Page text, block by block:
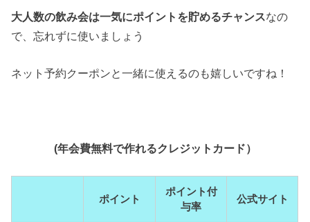
大人数の飲み会は一気にポイントを貯めるチャンスなの
で、忘れずに使いましょう
ネット予約クーポンと一緒に使えるのも嬉しいですね！
(年会費無料で作れるクレジットカード）
ポイント
ポイント付
与率
公式サイト